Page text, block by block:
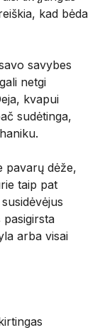
kad bėda
savybes
netgi
kvapui
sudėtinga,
pavarų dėže,
taip pat
pasigirsta
arba visai